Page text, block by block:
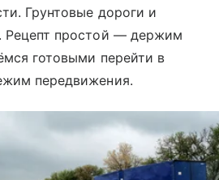
Грунтовые дороги и
Рецепт простой — держим
готовыми перейти в
передвижения.